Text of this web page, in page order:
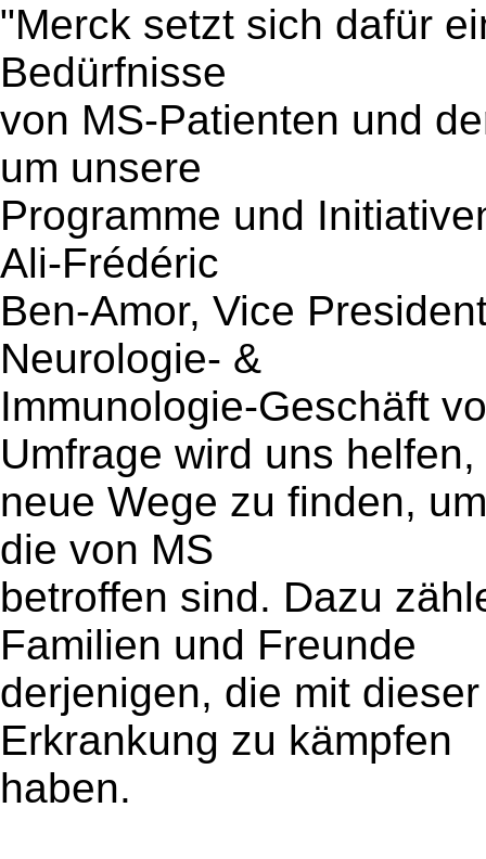
"Merck setzt sich dafür
Bedürfnisse
von MS-Patienten und
um unsere
Programme und
Ali-Frédéric
Ben-Amor, Vice
Neurologie- &
Immunologie-Geschäft
Umfrage wird uns helfen,
neue Wege zu finden,
die von MS
betroffen sind. Dazu
Familien und Freunde
derjenigen, die mit
Erkrankung zu kämpfen
haben.